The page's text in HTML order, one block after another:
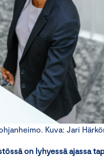
Kuva: Jari
on lyhyessä ajassa